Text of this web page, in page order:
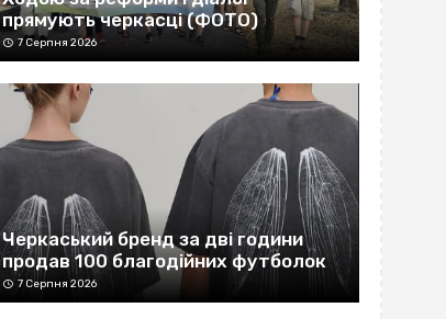
прямують черкасці (ФОТО)
7 Серпня 2026
Черкаський бренд за дві години
продав 100 благодійних футболок
7 Серпня 2026